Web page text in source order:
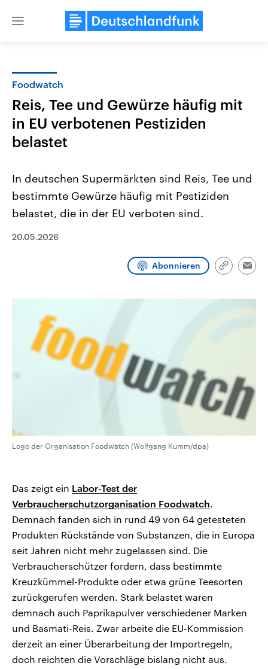
Close
Landtagswahl Sachsen-Anhalt
2026
Sachsen-Anhalt wählt am 6.
Bundesland von einer Koalition aus
und Kandidaten der anstehenden
USA
Aktuelle Beiträge,
den mächtigsten Ländern
mit großem Einfluss auf
aktuelle Weltgeschehen.
Audio-Archiv
Foodwatch
Reis, Tee und Gewürze häufig mit
in EU verbotenen Pestiziden
belastet
In deutschen Supermärkten sind Reis, Tee und
bestimmte Gewürze häufig mit Pestiziden
belastet, die in der EU verboten sind.
20.05.2026
Abonnieren
Link
Logo der Organisation Foodwatch (Wolfgang Kumm/dpa)
Das zeigt ein Labor-Test der
Verbraucherschutzorganisation Foodwatch.
Demnach fanden sich in rund 49 von 64 getesteten
Produkten Rückstände von Substanzen, die in Europa
seit Jahren nicht mehr zugelassen sind. Die
Verbraucherschützer fordern, dass bestimmte
Kreuzkümmel-Produkte oder etwa grüne Teesorten
zurückgerufen werden. Stark belastet waren
demnach auch Paprikapulver verschiedener Marken
und Basmati-Reis. Zwar arbeite die EU-Kommission
derzeit an einer Überarbeitung der Importregeln,
doch reichten die Vorschläge bislang nicht aus.